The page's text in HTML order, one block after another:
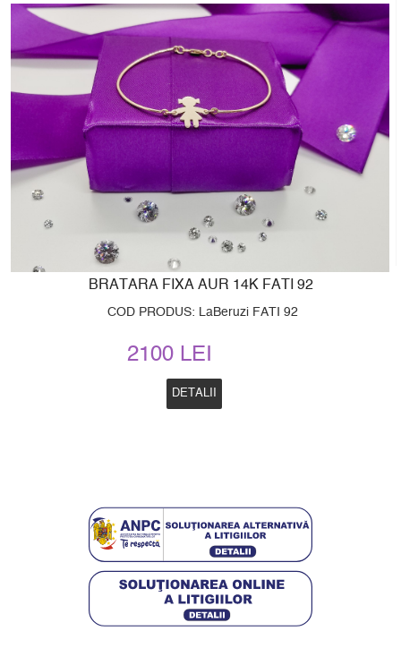
BRATARA FIXA AUR 14K FATI 92
COD PRODUS: LaBeruzi FATI 92
2100 LEI
DETALII